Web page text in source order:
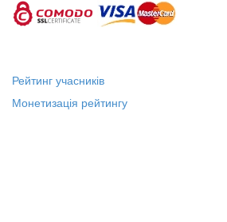
Рейтинг учасників
Монетизація рейтингу